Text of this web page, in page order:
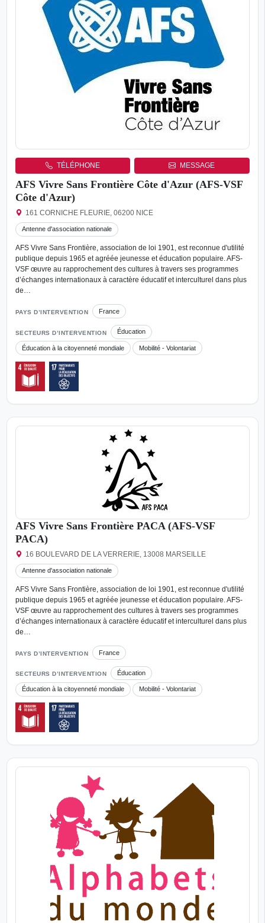
TÉLÉPHONE MESSAGE
AFS Vivre Sans Frontière Côte d'Azur (AFS-VSF
Côte d'Azur)
161 CORNICHE FLEURIE, 06200 NICE
Antenne d'association nationale
AFS Vivre Sans Frontière, association de loi 1901, est reconnue d'utilité
publique depuis 1965 et agréée jeunesse et éducation populaire. AFS-
VSF œuvre au rapprochement des cultures à travers ses programmes
d’échanges internationaux à caractère éducatif et interculturel dans plus
de…
PAYS D’INTERVENTION France
SECTEURS D’INTERVENTION Éducation
Éducation à la citoyenneté mondiale Mobilité - Volontariat
AFS Vivre Sans Frontière PACA (AFS-VSF
PACA)
16 BOULEVARD DE LA VERRERIE, 13008 MARSEILLE
Antenne d'association nationale
AFS Vivre Sans Frontière, association de loi 1901, est reconnue d'utilité
publique depuis 1965 et agréée jeunesse et éducation populaire. AFS-
VSF œuvre au rapprochement des cultures à travers ses programmes
d’échanges internationaux à caractère éducatif et interculturel dans plus
de…
PAYS D’INTERVENTION France
SECTEURS D’INTERVENTION Éducation
Éducation à la citoyenneté mondiale Mobilité - Volontariat